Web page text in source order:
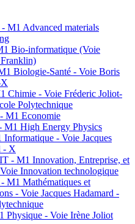
M1 Advanced materials
Bio-informatique (Voie
Biologie-Santé - Voie Boris
Chimie - Voie Fréderic Joliot-
Polytechnique
M1 Economie
M1 High Energy Physics
- Voie Jacques
- X
- M1 Innovation, Entreprise, et
Innovation technologique
M1 Mathématiques et
- Voie Jacques Hadamard -
Physique - Voie Irène Joliot